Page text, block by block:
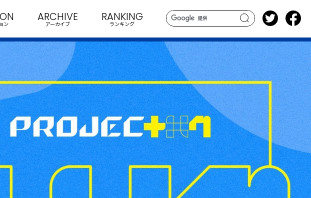
search
ン
ARCHIVE
アーカイブ
RANKING
ランキング